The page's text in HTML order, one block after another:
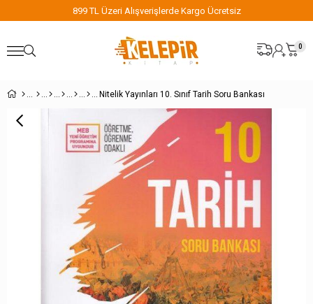
899 TL Üzeri Alışverişlerde Kargo Ücretsiz
0
Nitelik Yayınları 10. Sınıf Tarih Soru Bankası